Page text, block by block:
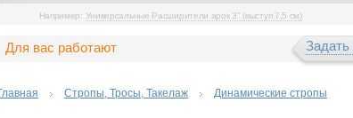
Например: Универсальные Расширители арок 3" (выступ 7,5 см)
Для вас работают Задать
Стропы, Тросы, Такелаж Динамические стропы